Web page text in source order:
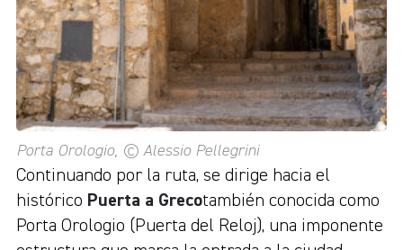
Porta Orologio, © Alessio Pellegrini
Continuando por la ruta, se dirige hacia el
histórico Puerta a Grecotambién conocida como
Porta Orologio (Puerta del Reloj), una imponente